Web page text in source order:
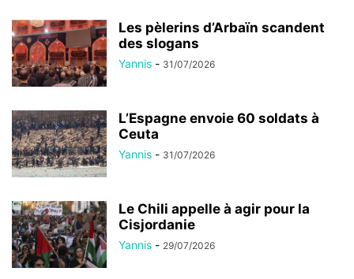
Les pèlerins d’Arbaïn scandent
des slogans
Yannis - 31/07/2026
L’Espagne envoie 60 soldats à
Ceuta
Yannis - 31/07/2026
Le Chili appelle à agir pour la
Cisjordanie
Yannis - 29/07/2026